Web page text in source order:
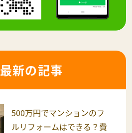
最新の記事
500万円でマンションのフ
ルリフォームはできる？費